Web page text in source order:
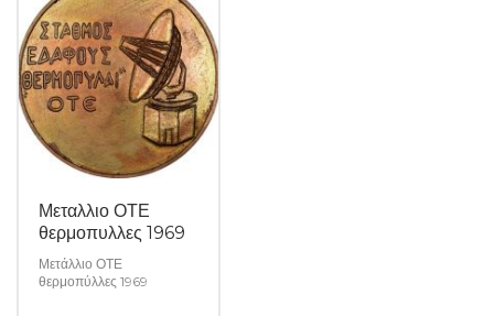
Μεταλλιο ΟΤΕ
θερμοπυλλες 1969
Μετάλλιο ΟΤΕ
θερμοπύλλες 1969